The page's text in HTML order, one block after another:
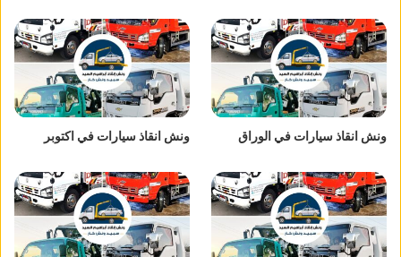
ونش انقاذ سيارات في الوراق ونش انقاذ سيارات في اكتوبر